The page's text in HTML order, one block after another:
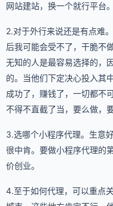
网站建站，换一个就行平台。
2.对于外行来说还是有点难
后我可能会受不了，干脆不
无知的人是最容易选择的，
的。当他们下定决心投入其
成功了，赚钱了，一切都不
不得不直截了当，要么做，
3.选哪个小程序代理。生意
很中肯。要做小程序代理的
价创业。
4.至于如何代理，可以重点